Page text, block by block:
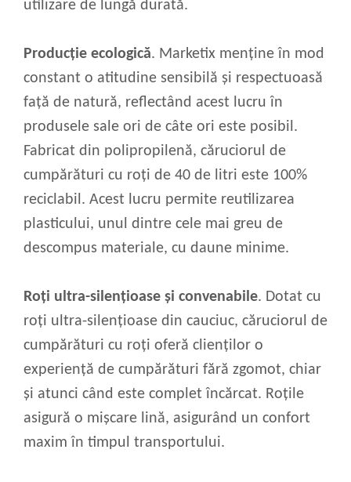
utilizare de lungă durată.
Producție ecologică. Marketix menține în mod
constant o atitudine sensibilă și respectuoasă
față de natură, reflectând acest lucru în
produsele sale ori de câte ori este posibil.
Fabricat din polipropilenă, căruciorul de
cumpărături cu roți de 40 de litri este 100%
reciclabil. Acest lucru permite reutilizarea
plasticului, unul dintre cele mai greu de
descompus materiale, cu daune minime.
Roți ultra-silențioase și convenabile. Dotat cu
roți ultra-silențioase din cauciuc, căruciorul de
cumpărături cu roți oferă clienților o
experiență de cumpărături fără zgomot, chiar
și atunci când este complet încărcat. Roțile
asigură o mișcare lină, asigurând un confort
maxim în timpul transportului.